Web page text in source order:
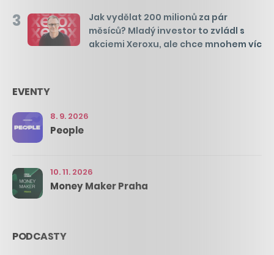
3
Jak vydělat 200 milionů za pár
měsíců? Mladý investor to zvládl s
akciemi Xeroxu, ale chce mnohem víc
EVENTY
8. 9. 2026
People
10. 11. 2026
Money Maker Praha
PODCASTY